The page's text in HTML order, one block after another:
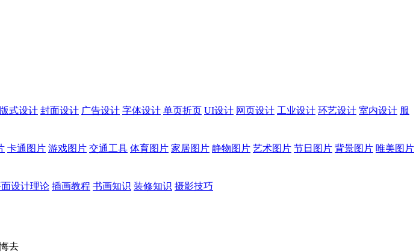
版式设计 封面设计 广告设计 字体设计 单页折页 UI设计 网页设计 工业设计 环艺设计 室内设计 服
卡通图片 游戏图片 交通工具 体育图片 家居图片 静物图片 艺术图片 节日图片 背景图片 唯美图片
设计理论 插画教程 书画知识 装修知识 摄影技巧
去